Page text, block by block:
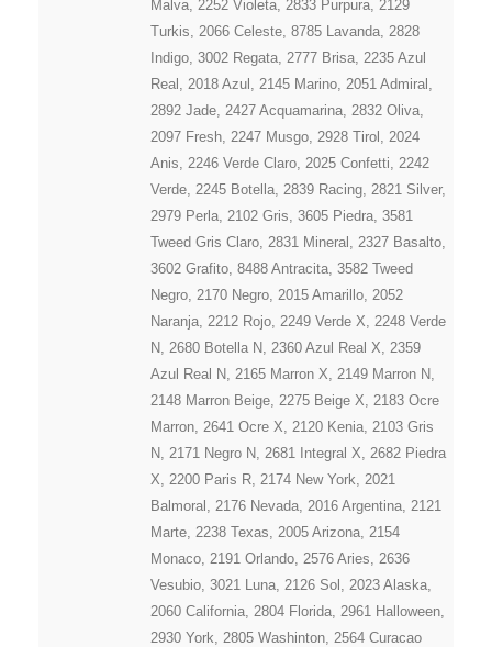
Malva, 2252 Violeta, 2833 Purpura, 2129
Turkis, 2066 Celeste, 8785 Lavanda, 2828
Indigo, 3002 Regata, 2777 Brisa, 2235 Azul
Real, 2018 Azul, 2145 Marino, 2051 Admiral,
2892 Jade, 2427 Acquamarina, 2832 Oliva,
2097 Fresh, 2247 Musgo, 2928 Tirol, 2024
Anis, 2246 Verde Claro, 2025 Confetti, 2242
Verde, 2245 Botella, 2839 Racing, 2821 Silver,
2979 Perla, 2102 Gris, 3605 Piedra, 3581
Tweed Gris Claro, 2831 Mineral, 2327 Basalto,
3602 Grafito, 8488 Antracita, 3582 Tweed
Negro, 2170 Negro, 2015 Amarillo, 2052
Naranja, 2212 Rojo, 2249 Verde X, 2248 Verde
N, 2680 Botella N, 2360 Azul Real X, 2359
Azul Real N, 2165 Marron X, 2149 Marron N,
2148 Marron Beige, 2275 Beige X, 2183 Ocre
Marron, 2641 Ocre X, 2120 Kenia, 2103 Gris
N, 2171 Negro N, 2681 Integral X, 2682 Piedra
X, 2200 Paris R, 2174 New York, 2021
Balmoral, 2176 Nevada, 2016 Argentina, 2121
Marte, 2238 Texas, 2005 Arizona, 2154
Monaco, 2191 Orlando, 2576 Aries, 2636
Vesubio, 3021 Luna, 2126 Sol, 2023 Alaska,
2060 California, 2804 Florida, 2961 Halloween,
2930 York, 2805 Washinton, 2564 Curacao